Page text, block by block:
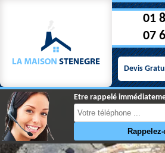
01
07
Devis
Etre rappelé